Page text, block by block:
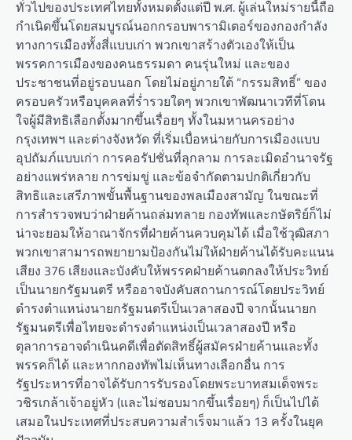
ทั่วไปของประเทศไทยทั้งหมดตั้งแต่ปี พ.ศ. ผู้เล่นใหม่รายนี้ถือ
กำเนิดขึ้นโดยสมบูรณ์นอกกรอบพารามิเตอร์ของกองกำลัง
ทางการเมืองทั้งสี่แบบเก่า พวกเขาสร้างตัวเองให้เป็น
พรรคการเมืองของคนธรรมดา คนรุ่นใหม่ และของ
ประชาชนที่อยู่รอบนอก โดยไม่อยู่ภายใต้ “กรรมสิทธิ์” ของ
ครอบครัวหรือบุคคลที่ร่ำรวยใดๆ พวกเขาพัฒนาเวทีที่โดน
ใจผู้มีสิทธิเลือกตั้งมากขึ้นเรื่อยๆ ทั้งในมหานครอย่าง
กรุงเทพฯ และต่างจังหวัด ที่เริ่มเบื่อหน่ายกับการเมืองแบบ
อุปถัมภ์แบบเก่า การคอรัปชั่นที่ลุกลาม การละเมิดอำนาจรัฐ
อย่างแพร่หลาย การข่มขู่ และข้อจำกัดตามปกติเกี่ยวกับ
สิทธิและเสรีภาพขั้นพื้นฐานของพลเมืองสามัญ ในขณะที่
การสำรวจพบว่าฝ่ายค้านถล่มทลาย กองทัพและกษัตริย์ก็ไม่
น่าจะยอมให้อาณาจักรที่ฝ่ายค้านควบคุมได้ เมื่อใช้วุฒิสภา
พวกเขาสามารถพยายามป้องกันไม่ให้ฝ่ายค้านได้รับคะแนน
เสียง 376 เสียงและบังคับให้พรรคฝ่ายค้านตกลงให้ประวิทย์
เป็นนายกรัฐมนตรี หรืออาจบังคับสถานการณ์โดยประวิทย์
ดำรงตำแหน่งนายกรัฐมนตรีเป็นเวลาสองปี จากนั้นนายก
รัฐมนตรีเพื่อไทยจะดำรงตำแหน่งเป็นเวลาสองปี หรือ
ตุลาการอาจดำเนินคดีเพื่อตัดสิทธิ์ผู้สมัครฝ่ายค้านและทั้ง
พรรคก็ได้ และหากกองทัพไม่เห็นทางเลือกอื่น การ
รัฐประหารที่อาจได้รับการรับรองโดยพระบาทสมเด็จพระ
วชิรเกล้าเจ้าอยู่หัว (และไม่ชอบมากขึ้นเรื่อยๆ) ก็เป็นไปได้
เสมอในประเทศที่ประสบความสำเร็จมาแล้ว 13 ครั้งในยุค